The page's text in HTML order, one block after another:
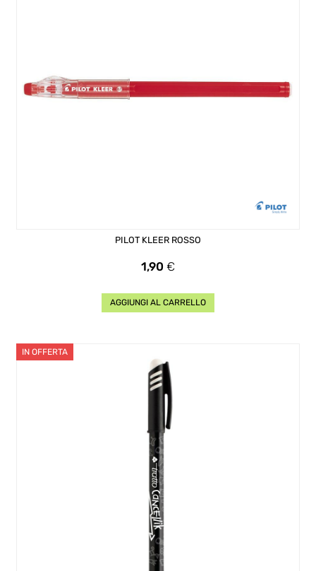
PILOT KLEER ROSSO
Prezzo
1,90 €
AGGIUNGI AL CARRELLO
IN OFFERTA